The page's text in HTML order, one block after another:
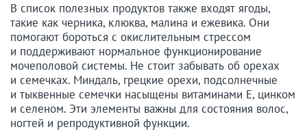
В список полезных продуктов также входят ягоды,
такие как черника, клюква, малина и ежевика. Они
помогают бороться с окислительным стрессом
и поддерживают нормальное функционирование
мочеполовой системы. Не стоит забывать об орехах
и семечках. Миндаль, грецкие орехи, подсолнечные
и тыквенные семечки насыщены витаминами Е, цинком
и селеном. Эти элементы важны для состояния волос,
ногтей и репродуктивной функции.